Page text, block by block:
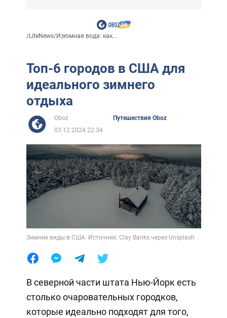
/LiteNews/Изюмная вода: как...
Топ-6 городов в США для
идеального зимнего
отдыха
Oboz
Путешествия Oboz
03.12.2024 22:34
Зимние виды в США. Источник: Clay Banks через Unsplash
В северной части штата Нью-Йорк есть
столько очаровательных городков,
которые идеально подходят для того,